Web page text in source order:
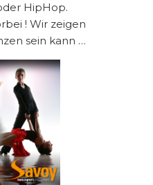
HipHop.
! Wir zeigen
sein kann …